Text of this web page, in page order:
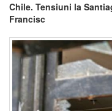
Chile. Tensiuni la
Francisc